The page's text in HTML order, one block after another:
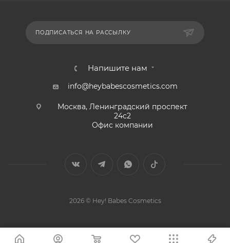
ПОДПИСАТЬСЯ НА РАССЫЛКУ
Напишите нам
info@heybabescosmetics.com
Москва, Ленинградский проспект
24с2
Офис компании
2026 © Hey! Babes Cosmetics